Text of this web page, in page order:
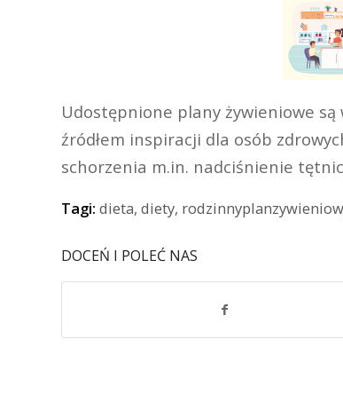
Udostępnione plany żywieniowe są
źródłem inspiracji dla osób
schorzenia m.in. nadciśnienie
Tagi: dieta, diety,
DOCEŃ I POLEĆ NAS